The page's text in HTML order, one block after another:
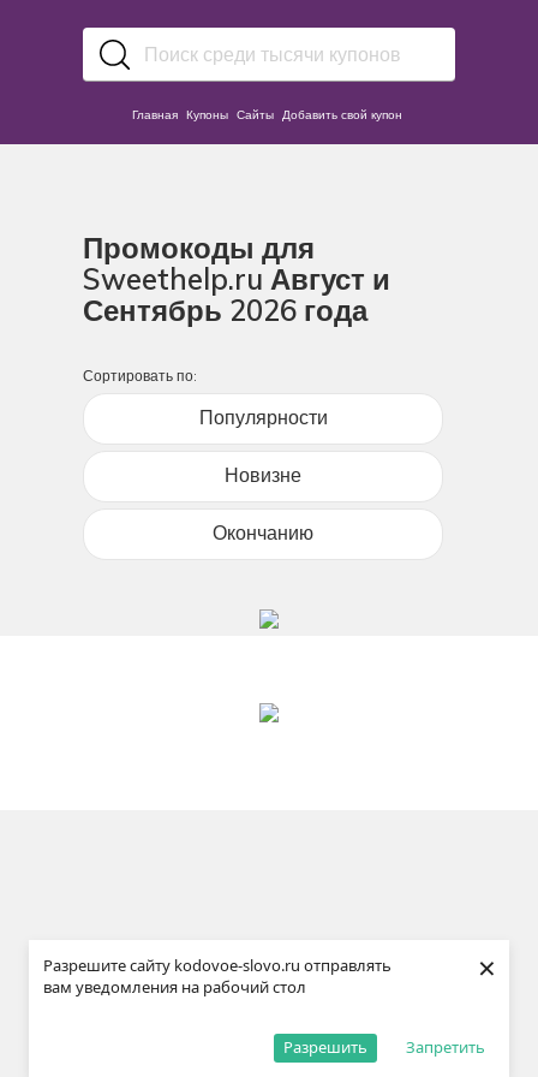
Разрешите сайту kodovoe-slovo.ru отправлять
вам уведомления на рабочий стол
Запретить
Разрешить
×
Главная Купоны Сайты Добавить свой купон
Промокоды для
Sweethelp.ru Август и
Сентябрь 2026 года
Сортировать по:
Популярности
Новизне
Окончанию